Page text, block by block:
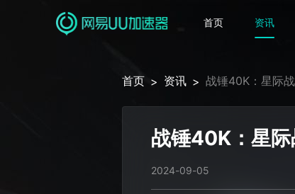
首页 资讯
首页 > 资讯 > 战锤40K：星际
战锤40K：星际
2024-09-05